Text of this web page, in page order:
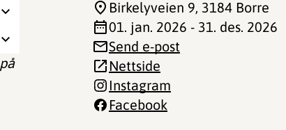
på
Birkelyveien 9, 3184 Borre
01. jan. 2026 - 31. des. 2026
Send e-post
Nettside
Instagram
Facebook